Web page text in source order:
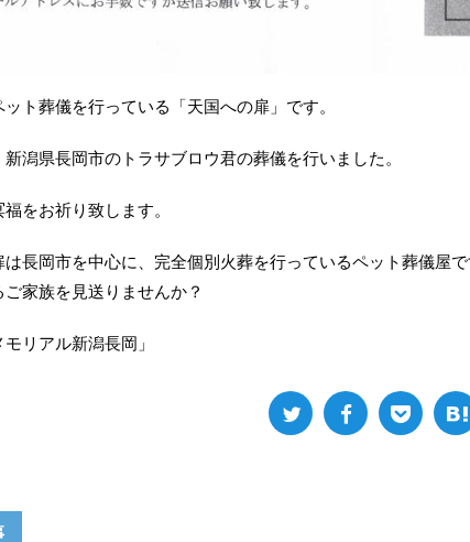
ト葬儀を行っている「天国への扉」です。
新潟県長岡市のトラサブロウ君の葬儀を行いました。
をお祈り致します。
は長岡市を中心に、完全個別火葬を行っているペット葬儀屋
ご家族を見送りませんか？
モリアル新潟長岡」